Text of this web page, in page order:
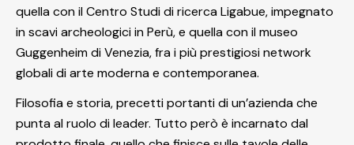
quella con il Centro Studi di ricerca Ligabue, impegnato
in scavi archeologici in Perù, e quella con il museo
Guggenheim di Venezia, fra i più prestigiosi network
globali di arte moderna e contemporanea.
Filosofia e storia, precetti portanti di un’azienda che
punta al ruolo di leader. Tutto però è incarnato dal